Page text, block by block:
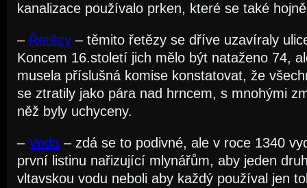
kanalizace používalo prken, které se také
– Řetězy – těmito řetězy se dříve uzavíraly
Koncem 16.století jich mělo být nataženo 74,
musela příslušná komise konstatovat, že
se ztratily jako pára nad hrncem, s mnohými
něž byly uchyceny.
– Voda – zdá se to podivné, ale v roce 1340
první listinu nařizující mlynářům, aby jeden
vltavskou vodu neboli aby každý používal jen